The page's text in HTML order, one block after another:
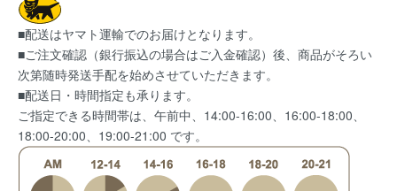
■配送はヤマト運輸でのお届けとなります。
■ご注文確認（銀行振込の場合はご入金確認）後、商品がそろい
次第随時発送手配を始めさせていただきます。
■配送日・時間指定も承ります。
ご指定できる時間帯は、午前中、14:00-16:00、16:00-18:00、
18:00-20:00、19:00-21:00 です。